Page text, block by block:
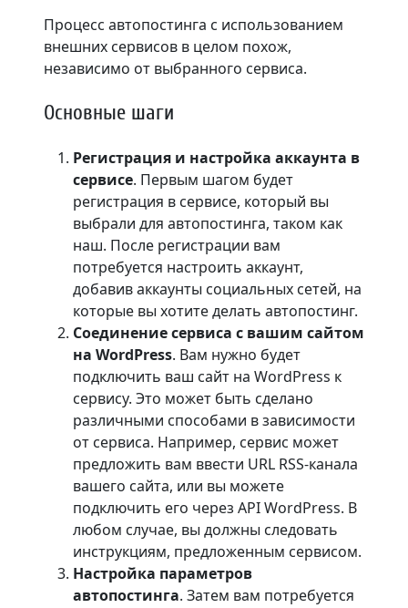
Процесс автопостинга с использованием
внешних сервисов в целом похож,
независимо от выбранного сервиса.
Основные шаги
Регистрация и настройка аккаунта в
сервисе. Первым шагом будет
регистрация в сервисе, который вы
выбрали для автопостинга, таком как
наш. После регистрации вам
потребуется настроить аккаунт,
добавив аккаунты социальных сетей, на
которые вы хотите делать автопостинг.
Соединение сервиса с вашим сайтом
на WordPress. Вам нужно будет
подключить ваш сайт на WordPress к
сервису. Это может быть сделано
различными способами в зависимости
от сервиса. Например, сервис может
предложить вам ввести URL RSS-канала
вашего сайта, или вы можете
подключить его через API WordPress. В
любом случае, вы должны следовать
инструкциям, предложенным сервисом.
Настройка параметров
автопостинга. Затем вам потребуется